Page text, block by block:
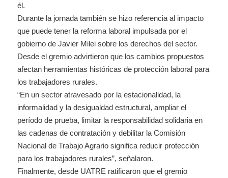
él.
Durante la jornada también se hizo referencia al impacto
que puede tener la reforma laboral impulsada por el
gobierno de Javier Milei sobre los derechos del sector.
Desde el gremio advirtieron que los cambios propuestos
afectan herramientas históricas de protección laboral para
los trabajadores rurales.
“En un sector atravesado por la estacionalidad, la
informalidad y la desigualdad estructural, ampliar el
período de prueba, limitar la responsabilidad solidaria en
las cadenas de contratación y debilitar la Comisión
Nacional de Trabajo Agrario significa reducir protección
para los trabajadores rurales”, señalaron.
Finalmente, desde UATRE ratificaron que el gremio